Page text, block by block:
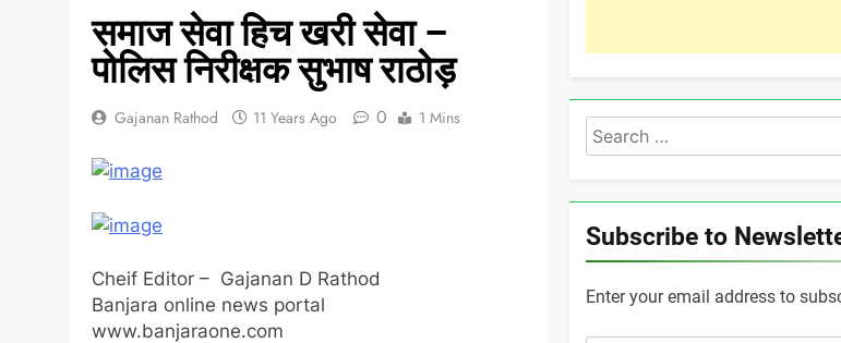
समाज सेवा हिच खरी सेवा –
पोलिस निरीक्षक सुभाष राठोड़
Gajanan Rathod 11 Years Ago 0 1 Mins
Cheif Editor – Gajanan D Rathod
Banjara online news portal
www.banjaraone.com
Search
for:
Subscribe to
Enter your email address to